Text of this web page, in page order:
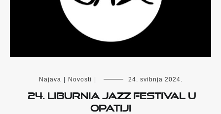
Najava | Novosti | 24. svibnja 2024.
24. Liburnia Jazz Festival u
Opatiji